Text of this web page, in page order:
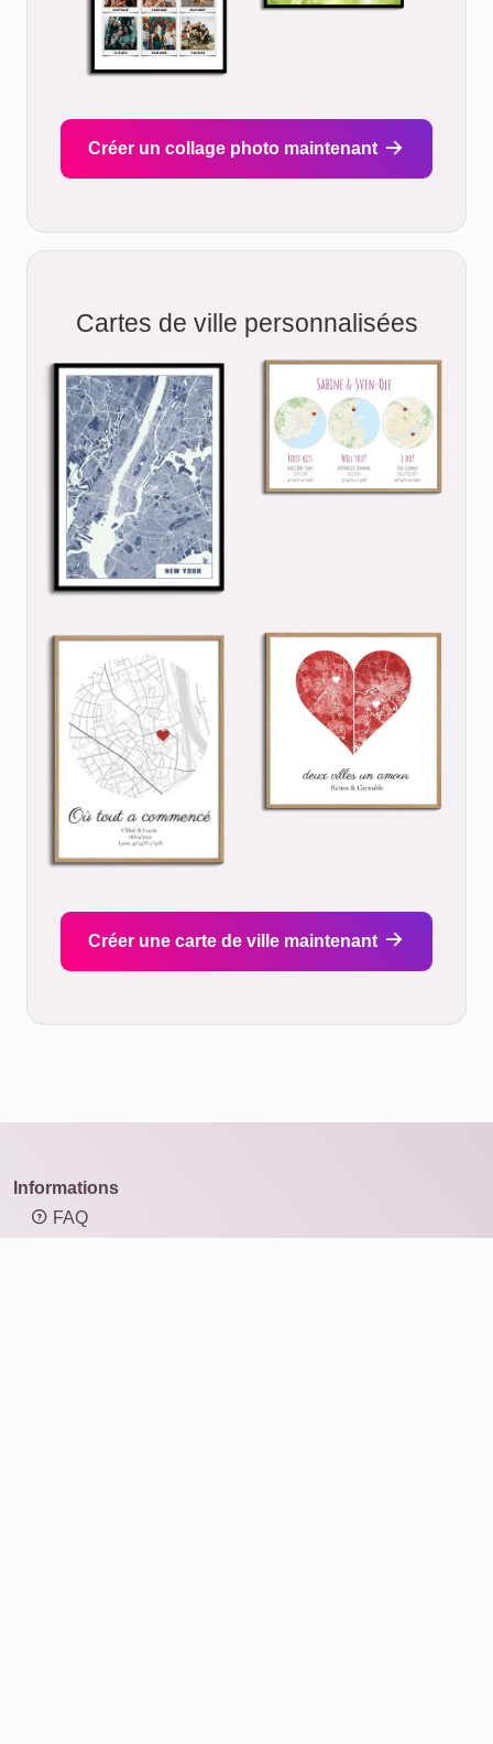
Créer un collage photo maintenant
Cartes de ville personnalisées
Créer une carte de ville maintenant
Informations
FAQ